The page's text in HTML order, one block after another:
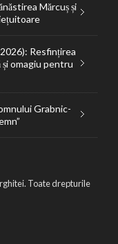
Mărcuș și
Resfințirea
omagiu pentru
Grabnic-
Toate drepturile